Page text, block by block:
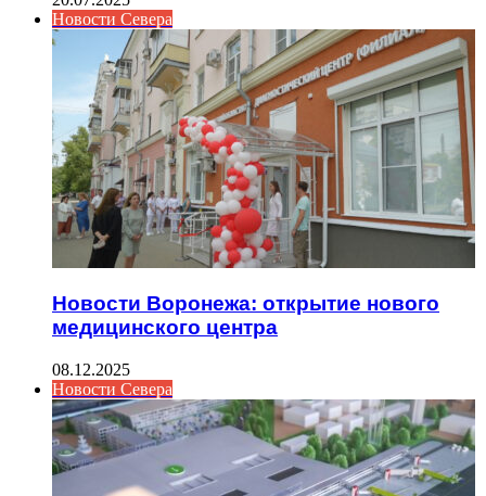
Новости Севера
Новости Воронежа: открытие нового
медицинского центра
08.12.2025
Новости Севера